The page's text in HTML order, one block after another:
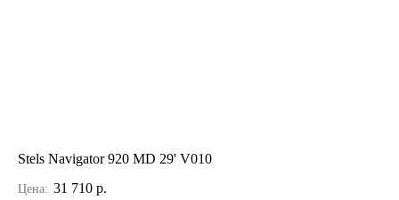
Stels Navigator 920 MD 29' V010
Цена: 31 710 р.